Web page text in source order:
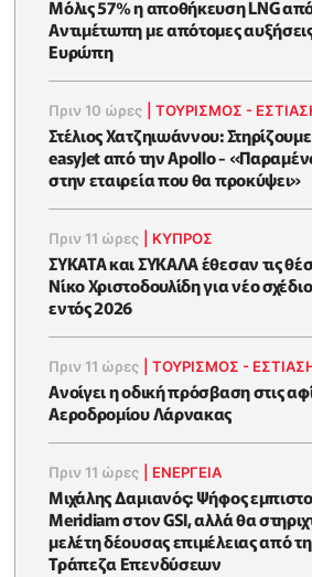
Μόλις 57% η αποθήκευση LNG
Αντιμέτωπη με απότομες
Ευρώπη
Πριν 10 ώρες |ΤΟΥΡΙΣΜΟΣ -
Στέλιος Χατζηιωάννου:
easyJet από την Apollo -
στην εταιρεία που θα προκύψει»
Πριν 11 ώρες ΚΥΠΡΟΣ
ΣΥΚΑΤΑ και ΣΥΚΑΛΑ έθεσαν τις
Νίκο Χριστοδουλίδη για νέο
εντός 2026
Πριν 11 ώρες |ΤΟΥΡΙΣΜΟΣ -
Ανοίγει η οδική πρόσβαση στις
Αεροδρομίου Λάρνακας
Πριν 11 ώρες ΕΝΈΡΓΕΙΑ
Μιχάλης Δαμιανός: Ψήφος
Meridiam στον GSI, αλλά θα
μελέτη δέουσας επιμέλειας από
Τράπεζα Επενδύσεων